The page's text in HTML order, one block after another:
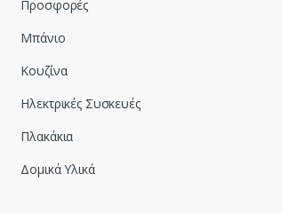
Προσφορές
Μπάνιο
Κουζίνα
Ηλεκτρικές Συσκευές
Πλακάκια
Δομικά Υλικά